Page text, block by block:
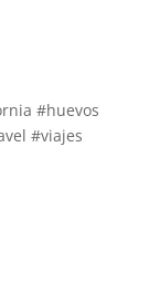
#huevos
#viajes